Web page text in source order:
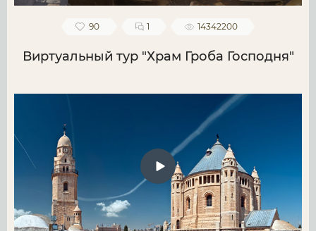
90 1 14342200
Виртуальный тур "Храм Гроба Господня"